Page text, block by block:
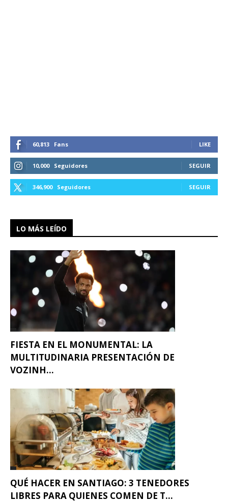
60,813 Fans LIKE
10,000 Seguidores SEGUIR
346,900 Seguidores SEGUIR
LO MÁS LEÍDO
FIESTA EN EL MONUMENTAL: LA
MULTITUDINARIA PRESENTACIÓN DE
VOZINH...
QUÉ HACER EN SANTIAGO: 3 TENEDORES
LIBRES PARA QUIENES COMEN DE T...